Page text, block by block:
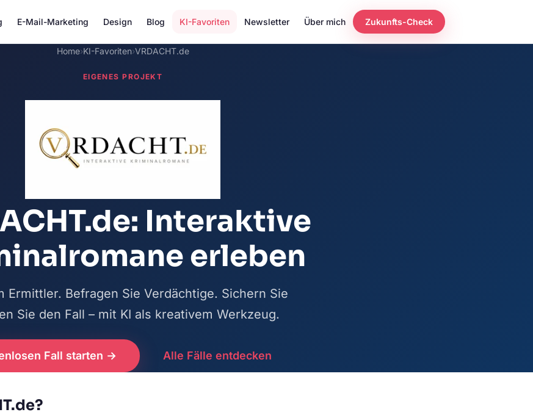
E-Mail-Marketing Design Blog KI-Favoriten Newsletter Über mich Zukunfts-Check
Home›KI-Favoriten›VRDACHT.de
EIGENES PROJEKT
Interaktive
erleben
Ermittler. Befragen Sie Verdächtige. Sichern Sie
Sie den Fall – mit KI als kreativem Werkzeug.
Fall starten → Alle Fälle entdecken